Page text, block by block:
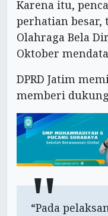
Karena itu,
perhatian besar,
Olahraga Bela
Oktober
DPRD Jatim
memberi
“Pada